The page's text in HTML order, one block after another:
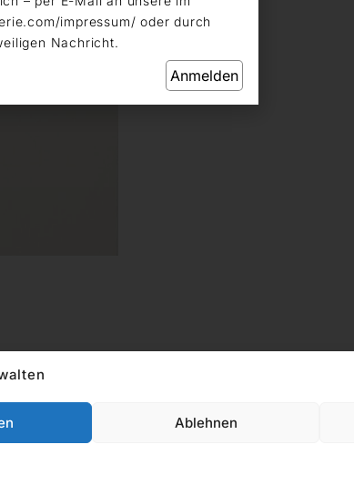
Ablehnen
Datenschutz
impressum/ oder durch
Nachricht.
Anmelden